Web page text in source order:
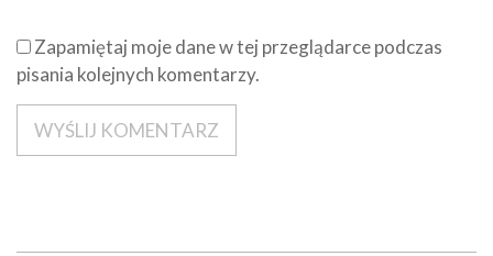
Zapamiętaj moje dane w tej przeglądarce podczas
pisania kolejnych komentarzy.